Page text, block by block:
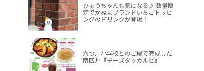
ひょうちゃんも気になる♪ 数量限
定でかぬまブランドいちごトッピ
ングのドリンクが登場！
六つ川小学校とのご縁で完成した
南区丼『チーズタッカルビ』